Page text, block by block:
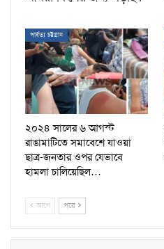
পার্বত্য চট্টগ্রাম
২০২৪ সালের ৬ আগস্ট
রাঙামাটিতে সমাবেশে যাওয়া
ছাত্র-জনতার ওপর যেভাবে
হামলা চালিয়েছিল…
আগে পরে